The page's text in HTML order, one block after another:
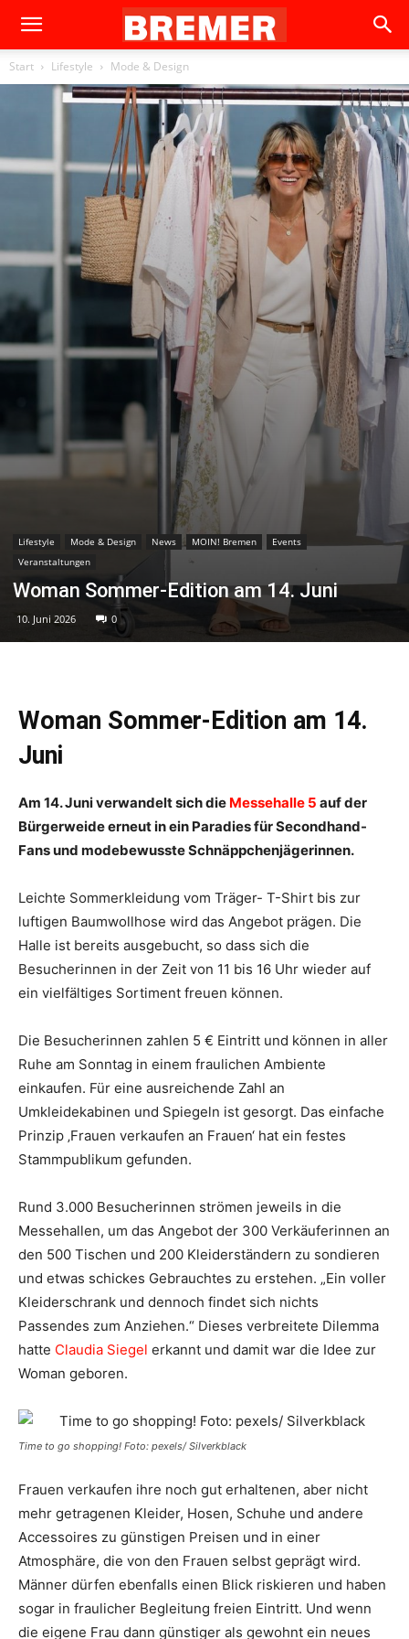
Start Lifestyle Mode & Design
Lifestyle Mode & Design News MOIN! Bremen
Events
Veranstaltungen
Woman Sommer-Edition am 14. Juni
10. Juni 2026 0
Woman Sommer-Edition am 14.
Juni
Am 14. Juni verwandelt sich die Messehalle 5 auf der
Bürgerweide erneut in ein Paradies für Secondhand-
Fans und modebewusste Schnäppchenjägerinnen.
Leichte Sommerkleidung vom Träger- T-Shirt bis zur
luftigen Baumwollhose wird das Angebot prägen. Die
Halle ist bereits ausgebucht, so dass sich die
Besucherinnen in der Zeit von 11 bis 16 Uhr wieder auf
ein vielfältiges Sortiment freuen können.
Die Besucherinnen zahlen 5 € Eintritt und können in aller
Ruhe am Sonntag in einem fraulichen Ambiente
einkaufen. Für eine ausreichende Zahl an
Umkleidekabinen und Spiegeln ist gesorgt. Das einfache
Prinzip ‚Frauen verkaufen an Frauen‘ hat ein festes
Stammpublikum gefunden.
Rund 3.000 Besucherinnen strömen jeweils in die
Messehallen, um das Angebot der 300 Verkäuferinnen an
den 500 Tischen und 200 Kleiderständern zu sondieren
und etwas schickes Gebrauchtes zu erstehen. „Ein voller
Kleiderschrank und dennoch findet sich nichts
Passendes zum Anziehen.“ Dieses verbreitete Dilemma
hatte Claudia Siegel erkannt und damit war die Idee zur
Woman geboren.
Time to go shopping! Foto: pexels/ Silverkblack
Frauen verkaufen ihre noch gut erhaltenen, aber nicht
mehr getragenen Kleider, Hosen, Schuhe und andere
Accessoires zu günstigen Preisen und in einer
Atmosphäre, die von den Frauen selbst geprägt wird.
Männer dürfen ebenfalls einen Blick riskieren und haben
sogar in fraulicher Begleitung freien Eintritt. Und wenn
die eigene Frau dann günstiger als gewohnt ein neues